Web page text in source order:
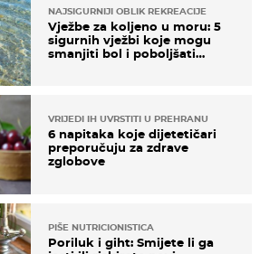
NAJSIGURNIJI OBLIK REKREACIJE
Vježbe za koljeno u moru: 5
sigurnih vježbi koje mogu
smanjiti bol i poboljšati
VRIJEDI IH UVRSTITI U PREHRANU
6 napitaka koje dijetetičari
preporučuju za zdrave
zglobove
PIŠE NUTRICIONISTICA
Poriluk i giht: Smijete li ga